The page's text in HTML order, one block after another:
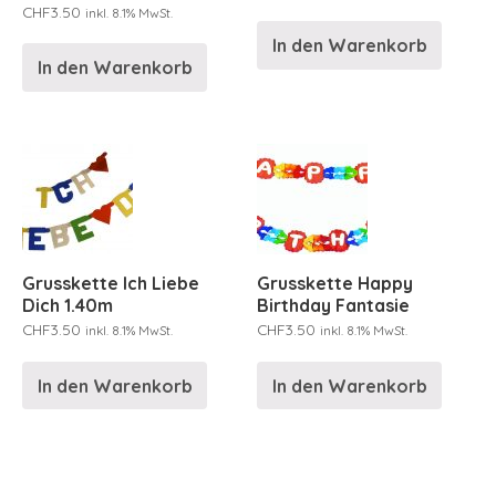
CHF3.50 inkl. 8.1% MwSt.
In den Warenkorb
In den Warenkorb
Grusskette Ich Liebe
Dich 1.40m
CHF3.50 inkl. 8.1% MwSt.
In den Warenkorb
Grusskette Happy
Birthday Fantasie
CHF3.50 inkl. 8.1% MwSt.
In den Warenkorb